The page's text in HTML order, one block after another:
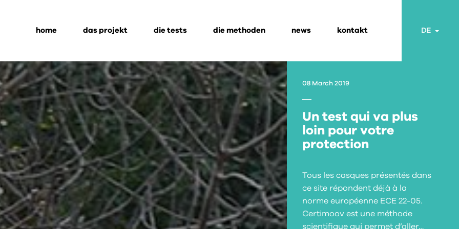
home das projekt die tests die methoden news kontakt DE
08 March 2019
Un test qui va plus
loin pour votre
protection
Tous les casques présentés dans
ce site répondent déjà à la
norme européenne ECE 22-05.
Certimoov est une méthode
scientifique qui permet d’aller…